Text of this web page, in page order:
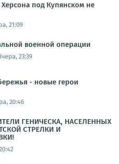
под Купянском не
21:09
военной операции
23:39
- новые герои
20:46
ГЕНИЧЕСКА, НАСЕЛЕННЫХ
СТРЕЛКИ И